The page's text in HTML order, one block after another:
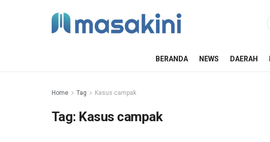
BERANDA NEWS DAERAH
Home Tag Kasus campak
Tag: Kasus campak